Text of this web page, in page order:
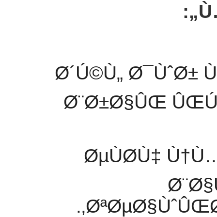
Ø´Ú©Ù„ Ø¯ÙˆØ±
Ø¨Ø±Ø§ÛŒ
ØµÙØ­Ù‡